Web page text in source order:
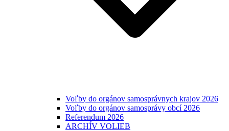
Voľby do orgánov samosprávnych krajov 2026
Voľby do orgánov samosprávy obcí 2026
Referendum 2026
ARCHÍV VOLIEB